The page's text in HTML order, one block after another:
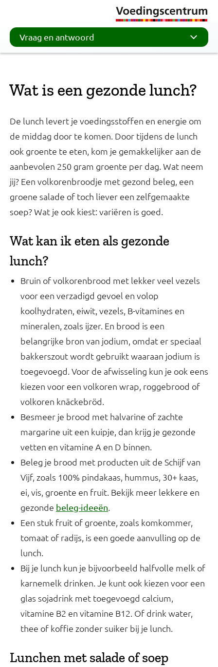
Vraag en antwoord
Wat is een gezonde lunch?
De lunch levert je voedingsstoffen en energie om
de middag door te komen. Door tijdens de lunch
ook groente te eten, kom je gemakkelijker aan de
aanbevolen 250 gram groente per dag. Wat neem
jij? Een volkorenbroodje met gezond beleg, een
groene salade of toch liever een zelfgemaakte
soep? Wat je ook kiest: variëren is goed.
Wat kan ik eten als gezonde
lunch?
Bruin of volkorenbrood met lekker veel vezels
voor een verzadigd gevoel en volop
koolhydraten, eiwit, vezels, B-vitamines en
mineralen, zoals ijzer. En brood is een
belangrijke bron van jodium, omdat er speciaal
bakkerszout wordt gebruikt waaraan jodium is
toegevoegd. Voor de afwisseling kun je ook eens
kiezen voor een volkoren wrap, roggebrood of
volkoren knäckebröd.
Besmeer je brood met halvarine of zachte
margarine uit een kuipje, dan krijg je gezonde
vetten en vitamine A en D binnen.
Beleg je brood met producten uit de Schijf van
Vijf, zoals 100% pindakaas, hummus, 30+ kaas,
ei, vis, groente en fruit. Bekijk meer lekkere en
gezonde beleg-ideeën.
Een stuk fruit of groente, zoals komkommer,
tomaat of radijs, is een goede aanvulling op de
lunch.
Bij je lunch kun je bijvoorbeeld halfvolle melk of
karnemelk drinken. Je kunt ook kiezen voor een
glas sojadrink met toegevoegd calcium,
vitamine B2 en vitamine B12. Of drink water,
thee of koffie zonder suiker bij je lunch.
Lunchen met salade of soep